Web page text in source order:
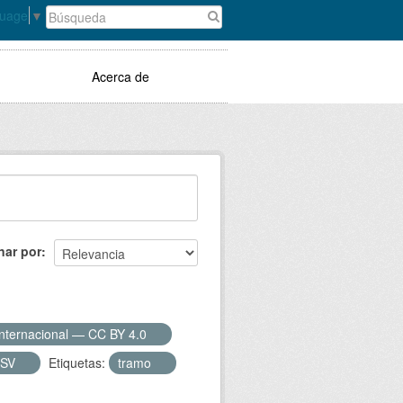
▼
Acerca de
por
— CC BY 4.0
Etiquetas: tramo